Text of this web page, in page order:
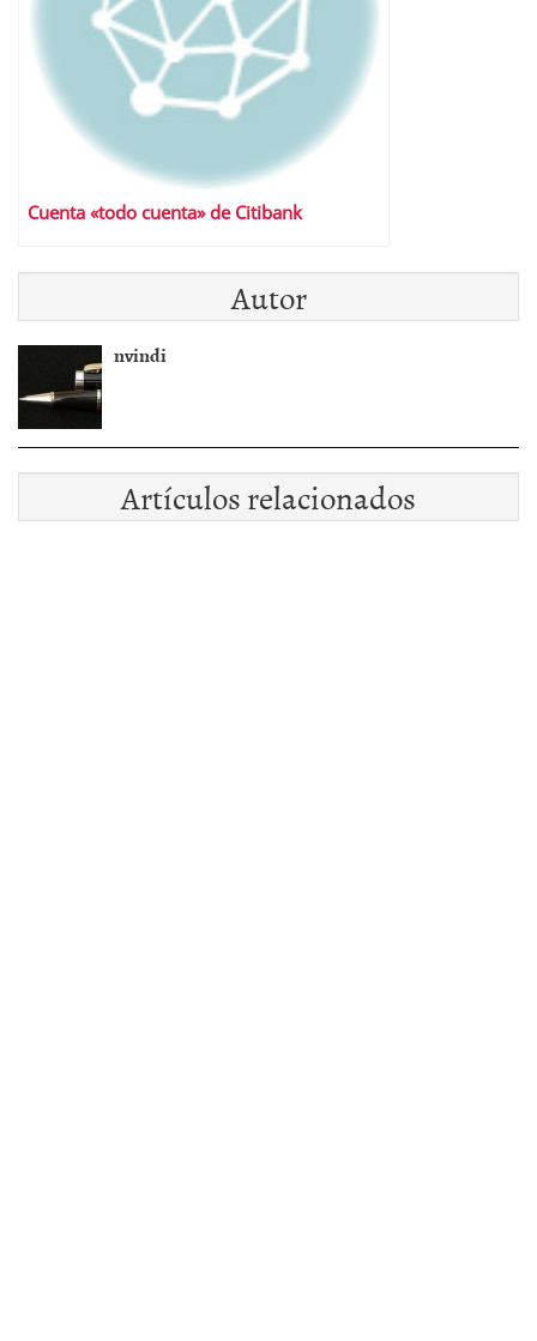
Cuenta «todo cuenta» de Citibank
Autor
nvindi
Artículos relacionados